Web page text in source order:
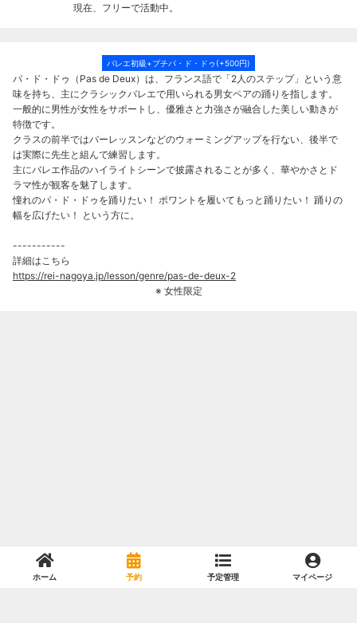
現在、フリーで活動中。
バレエ初級+プチパ・ド・ドゥ(+500円)
パ・ド・ドゥ（Pas de Deux）は、フランス語で「2人のステップ」という意
味を持ち、主にクラシックバレエで用いられる男女ペアの踊りを指します。
一般的に男性が女性をサポートし、優雅さと力強さが融合した美しい動きが
特徴です。
クラスの前半ではバーレッスンなどのウォーミングアップを行ない、後半で
は実際に先生と組んで練習します。
主にバレエ作品のハイライトシーンで披露されることが多く、華やかさとド
ラマ性が観客を魅了します。
憧れのパ・ド・ドゥを踊りたい！ ポワントを履いてもっと踊りたい！ 踊りの
幅を広げたい！ という方に。
-----------
詳細はこちら
https://rei-nagoya.jp/lesson/genre/pas-de-deux-2
※ 女性限定
ホーム 予約 予定管理 マイページ